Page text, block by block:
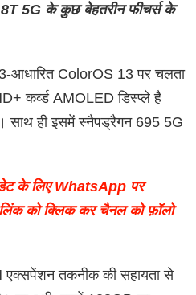
5G के कुछ बेहतरीन फीचर्स के
ColorOS 13 पर चलता
कर्व्ड AMOLED डिस्प्ले है
साथ ही इसमें स्नैपड्रैगन 695 5G
के लिए WhatsApp पर
को क्लिक कर चैनल को फ़ॉलो
तकनीक की सहायता से